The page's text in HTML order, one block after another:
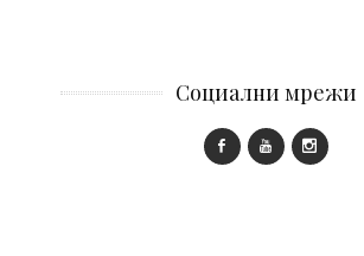
Социални мрежи